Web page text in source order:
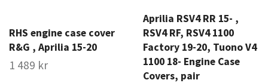
RHS engine case cover
R&G , Aprilia 15-20
1 489 kr
Aprilia RSV4 RR 15- ,
RSV4 RF, RSV4 1100
Factory 19-20, Tuono V4
1100 18- Engine Case
Covers, pair